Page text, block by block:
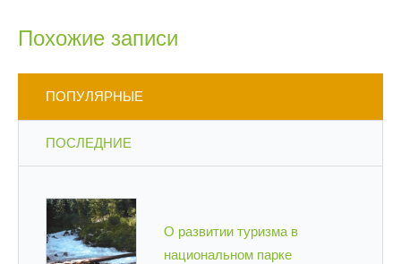
Похожие записи
ПОПУЛЯРНЫЕ
ПОСЛЕДНИЕ
О развитии туризма в
национальном парке